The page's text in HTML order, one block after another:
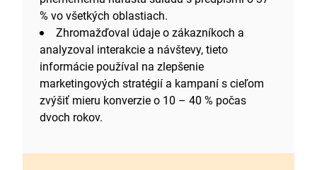
% vo všetkých oblastiach.
Zhromažďoval údaje o zákazníkoch a
analyzoval interakcie a návštevy, tieto
informácie používal na zlepšenie
marketingových stratégií a kampaní s cieľom
zvýšiť mieru konverzie o 10 – 40 % počas
dvoch rokov.